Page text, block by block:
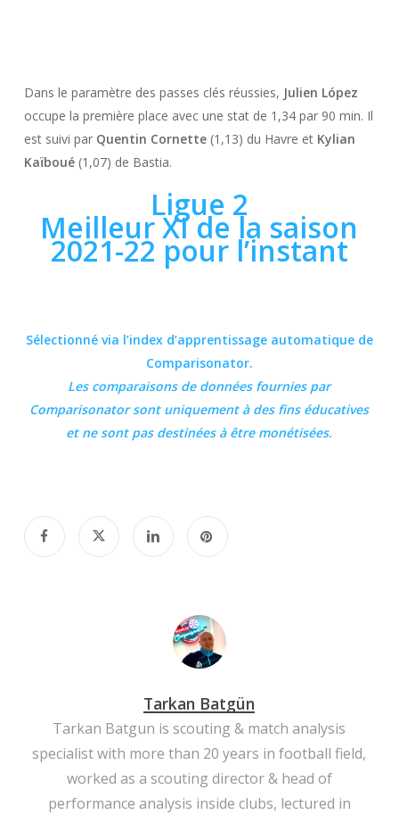
Dans le paramètre des passes clés réussies, Julien López
occupe la première place avec une stat de 1,34 par 90 min. Il
est suivi par Quentin Cornette (1,13) du Havre et Kylian
Kaïboué(1,07) de Bastia.
Ligue 2
Meilleur XI de la saison
2021-22 pour l’instant
Sélectionné via l’index d’apprentissage automatique de
Comparisonator.
Les comparaisons de données fournies par
Comparisonatorsont uniquement à des fins éducatives
et ne sont pas destinées à être monétisées.
Tarkan Batgün
Tarkan Batgun is scouting & match analysis
specialist with more than 20 years in football field,
worked as a scouting director & head of
performance analysis inside clubs, lectured in